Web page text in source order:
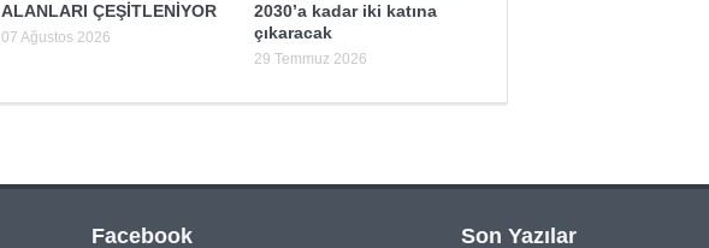
ALANLARI ÇEŞİTLENİYOR
07 Ağustos 2026
2030’a kadar iki katına
çıkaracak
29 Temmuz 2026
Sağlık mı Siyaset mi? Şubat Ayı Azizliği
Facebook Son Yazılar